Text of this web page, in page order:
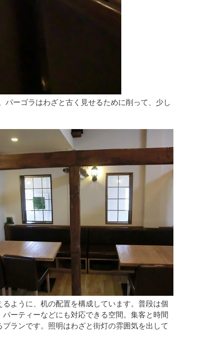
ーゴラはわざと古く見せるために削って、少し
るように、机の配置を構成しています。普段は個
パーティーなどにも対応できる空間。集客と時間
プランです。照明はわざと街灯の雰囲気を出して